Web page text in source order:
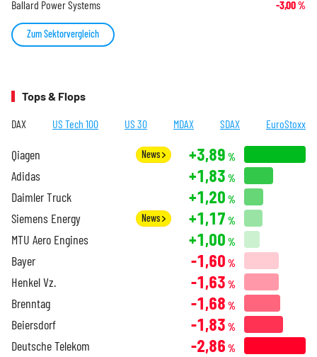
Ballard Power Systems -3,00%
Zum Sektorvergleich
Tops & Flops
DAX US Tech 100 US 30 MDAX SDAX EuroStoxx
Qiagen News +3,89 %
Adidas +1,83 %
Daimler Truck +1,20 %
Siemens Energy News +1,17 %
MTU Aero Engines +1,00 %
Bayer -1,60 %
Henkel Vz. -1,63 %
Brenntag -1,68 %
Beiersdorf -1,83 %
Deutsche Telekom -2,86 %